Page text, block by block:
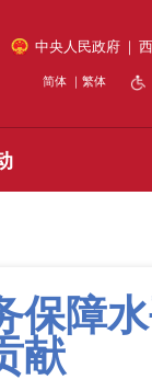
中央人民政府 ｜
简体｜ 繁体
保障
献